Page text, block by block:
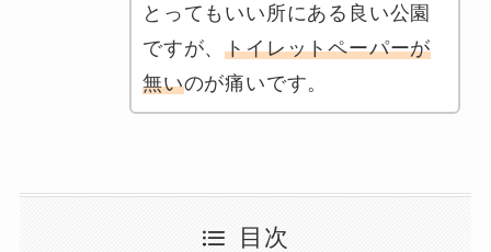
とってもいい所にある良い公園
ですが、トイレットペーパーが
無いのが痛いです。
目次